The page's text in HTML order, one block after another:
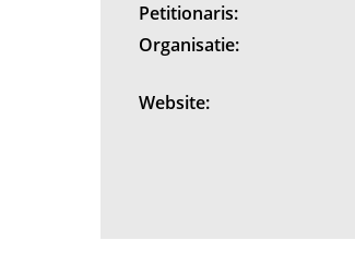
Petitionaris:
Organisatie:
Website: